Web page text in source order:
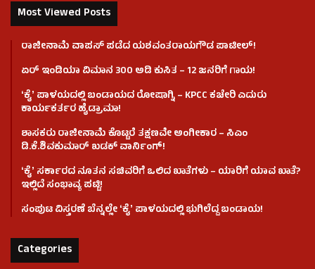
Most Viewed Posts
ರಾಜೀನಾಮೆ ವಾಪಸ್ ಪಡೆದ ಯಶವಂತರಾಯಗೌಡ ಪಾಟೀಲ್‌!
ಏರ್ ಇಂಡಿಯಾ ವಿಮಾನ 300 ಅಡಿ ಕುಸಿತ – 12 ಜನರಿಗೆ ಗಾಯ!
ʻಕೈʼ​ ಪಾಳಯದಲ್ಲಿ ಬಂಡಾಯದ ರೋಷಾಗ್ನಿ – KPCC ಕಚೇರಿ ಎದುರು
ಕಾರ್ಯಕರ್ತರ ಹೈಡ್ರಾಮಾ!
ಶಾಸಕರು ರಾಜೀನಾಮೆ ಕೊಟ್ಟರೆ ತಕ್ಷಣವೇ ಅಂಗೀಕಾರ – ಸಿಎಂ
ಡಿ.ಕೆ.ಶಿವಕುಮಾರ್ ಖಡಕ್ ವಾರ್ನಿಂಗ್!
ʻಕೈʼ ಸರ್ಕಾರದ ನೂತನ ಸಚಿವರಿಗೆ ಒಲಿದ ಖಾತೆಗಳು – ಯಾರಿಗೆ ಯಾವ ಖಾತೆ?
ಇಲ್ಲಿದೆ ಸಂಭಾವ್ಯ ಪಟ್ಟಿ!
ಸಂಪುಟ ವಿಸ್ತರಣೆ ಬೆನ್ನಲ್ಲೇ ʻಕೈʼ ಪಾಳಯದಲ್ಲಿ ಭುಗಿಲೆದ್ದ ಬಂಡಾಯ!
Categories